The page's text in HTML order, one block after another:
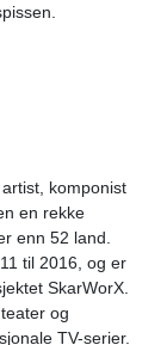
komponist
en rekke
enn 52 land.
til 2016, og er
SkarWorX.
og
TV-serier.